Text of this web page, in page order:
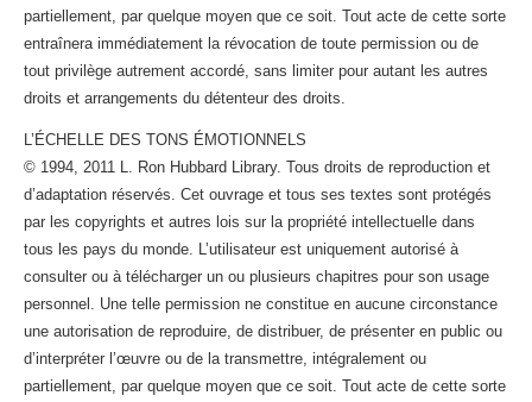
partiellement, par quelque moyen que ce soit. Tout acte de cette sorte
entraînera immédiatement la révocation de toute permission ou de
tout privilège autrement accordé, sans limiter pour autant les autres
droits et arrangements du détenteur des droits.
L’ÉCHELLE DES TONS ÉMOTIONNELS
© 1994, 2011 L. Ron Hubbard Library. Tous droits de reproduction et
d’adaptation réservés. Cet ouvrage et tous ses textes sont protégés
par les copyrights et autres lois sur la propriété intellectuelle dans
tous les pays du monde. L’utilisateur est uniquement autorisé à
consulter ou à télécharger un ou plusieurs chapitres pour son usage
personnel. Une telle permission ne constitue en aucune circonstance
une autorisation de reproduire, de distribuer, de présenter en public ou
d’interpréter l’œuvre ou de la transmettre, intégralement ou
partiellement, par quelque moyen que ce soit. Tout acte de cette sorte